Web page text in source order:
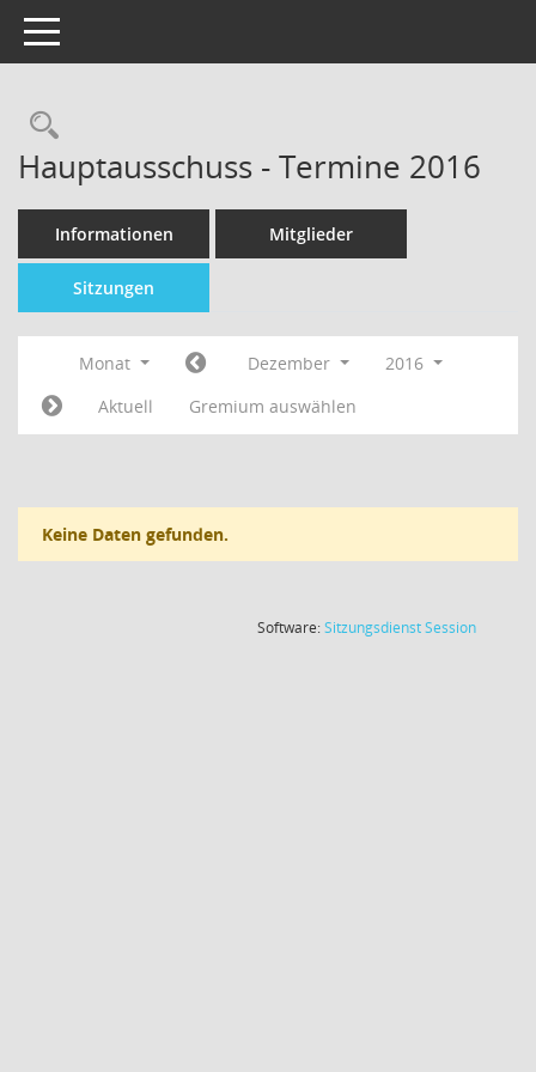
Toggle navigation
Hauptausschuss - Termine 2016
Informationen Mitglieder
Sitzungen
Monat Dezember
2016
Aktuell
Gremium auswählen
Keine Daten gefunden.
Software:SitzungsdienstSession(Wird in